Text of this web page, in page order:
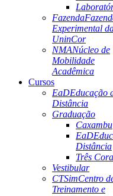
Fazenda
Experimental
UninCor
NMANúcleo de
Mobilidade
Acadêmica
Cursos
EaDEducação
Distância
Graduação
Caxambu
EaD
Distância
Três
Vestibular
CTSimCentro
Treinamento e